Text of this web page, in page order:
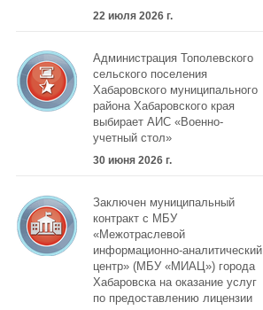
22 июля 2026 г.
Администрация Тополевского
сельского поселения
Хабаровского муниципального
района Хабаровского края
выбирает АИС «Военно-
учетный стол»
30 июня 2026 г.
Заключен муниципальный
контракт с МБУ
«Межотраслевой
информационно-аналитический
центр» (МБУ «МИАЦ») города
Хабаровска на оказание услуг
по предоставлению лицензии